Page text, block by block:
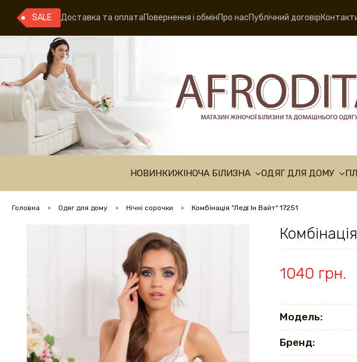
SALE Доставка та оплатаПовернення і обмінПро насПублічний договір
НОВИНКИЖІНОЧА БІЛИЗНА ОДЯГ ДЛЯ ДОМУ
Головна Одяг для дому Нічні сорочки Комбінація "Леді Ін Вайт" 17251
1040 грн.
Модель:
Бренд: